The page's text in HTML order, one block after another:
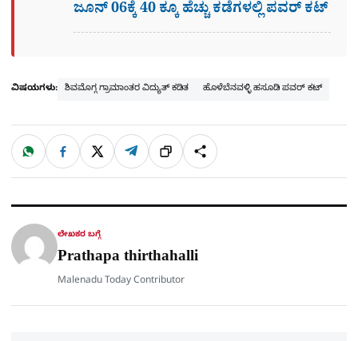
ಜೂನ್ 06ಕ್ಕೆ 40 ಕ್ಕೂ ಹೆಚ್ಚು ಕಡೆಗಳಲ್ಲಿ ಪವರ್ ಕಟ್
ವಿಷಯಗಳು: ಶಿವಮೊಗ್ಗ ಗ್ರಾಮಾಂತರ ವಿದ್ಯುತ್ ಕಡಿತ ಹೊಳೆಬೆನವಳ್ಳಿ ಹಸೂಡಿ ಪವರ್ ಕಟ್
ಹಂಚಿಕೊಳ್ಳಿ
W
a
t
p
F
c
e
o
X T
l
e
a
ಲಿಂ
ಕ್
S
h
a
ಲೇಖಕರ ಬಗ್ಗೆ
Prathapa thirthahalli
Malenadu Today Contributor